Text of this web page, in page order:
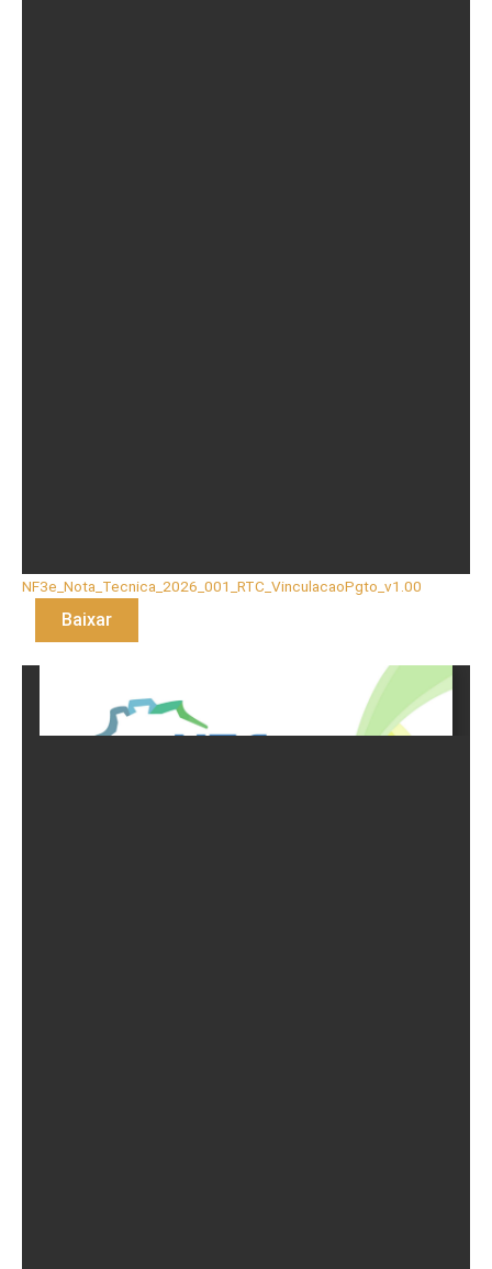
NF3e_Nota_Tecnica_2026_001_RTC_VinculacaoPgto_v1.00
Baixar